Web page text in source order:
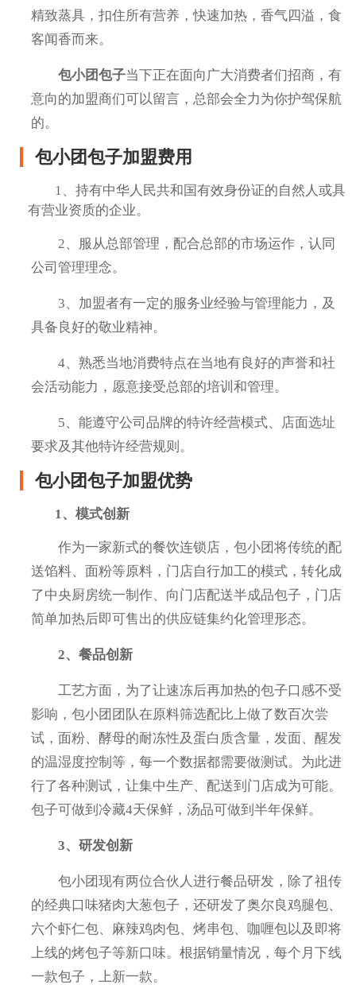
精致蒸具，扣住所有营养，快速加热，香气四溢，食
客闻香而来。
包小团包子当下正在面向广大消费者们招商，有
意向的加盟商们可以留言，总部会全力为你护驾保航
的。
包小团包子加盟费用
1、持有中华人民共和国有效身份证的自然人或具
有营业资质的企业。
2、服从总部管理，配合总部的市场运作，认同
公司管理理念。
3、加盟者有一定的服务业经验与管理能力，及
具备良好的敬业精神。
4、熟悉当地消费特点在当地有良好的声誉和社
会活动能力，愿意接受总部的培训和管理。
5、能遵守公司品牌的特许经营模式、店面选址
要求及其他特许经营规则。
包小团包子加盟优势
1、模式创新
作为一家新式的餐饮连锁店，包小团将传统的配
送馅料、面粉等原料，门店自行加工的模式，转化成
了中央厨房统一制作、向门店配送半成品包子，门店
简单加热后即可售出的供应链集约化管理形态。
2、餐品创新
工艺方面，为了让速冻后再加热的包子口感不受
影响，包小团团队在原料筛选配比上做了数百次尝
试，面粉、酵母的耐冻性及蛋白质含量，发面、醒发
的温湿度控制等，每一个数据都需要做测试。为此进
行了各种测试，让集中生产、配送到门店成为可能。
包子可做到冷藏4天保鲜，汤品可做到半年保鲜。
3、研发创新
包小团现有两位合伙人进行餐品研发，除了祖传
的经典口味猪肉大葱包子，还研发了奥尔良鸡腿包、
六个虾仁包、麻辣鸡肉包、烤串包、咖喱包以及即将
上线的烤包子等新口味。根据销量情况，每个月下线
一款包子，上新一款。